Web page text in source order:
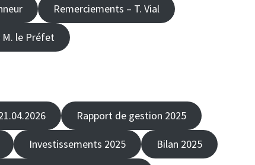
Remerciements – T. Vial
le Préfet
Rapport de gestion 2025
Investissements 2025 Bilan 2025